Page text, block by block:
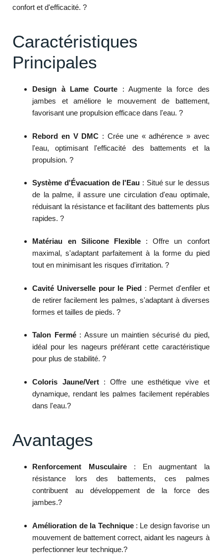
confort et d'efficacité. ?
Caractéristiques
Principales
Design à Lame Courte :Augmente la force des
jambes et améliore le mouvement de battement,
favorisant une propulsion efficace dans l'eau. ?
Rebord en V DMC : Crée une « adhérence » avec
l'eau, optimisant l'efficacité des battements et la
propulsion. ?
Système d'Évacuation de l'Eau : Situé sur le dessus
de la palme, il assure une circulation d'eau optimale,
réduisant la résistance et facilitant des battements plus
rapides. ?
Matériau en Silicone Flexible:Offre un confort
maximal, s'adaptant parfaitement à la forme du pied
tout en minimisant les risques d'irritation. ?
Cavité Universelle pour le Pied : Permet d'enfiler et
de retirer facilement les palmes, s'adaptant à diverses
formes et tailles de pieds. ?
Talon Fermé: Assure un maintien sécurisé du pied,
idéal pour les nageurs préférant cette caractéristique
pour plus de stabilité. ?
Coloris Jaune/Vert:Offre une esthétique vive et
dynamique, rendant les palmes facilement repérables
dans l'eau.?
Avantages
Renforcement Musculaire: En augmentant la
résistance lors des battements, ces palmes
contribuent au développement de la force des
jambes.?
Amélioration de la Technique: Le design favorise un
mouvement de battement correct, aidant les nageurs à
perfectionner leur technique.?